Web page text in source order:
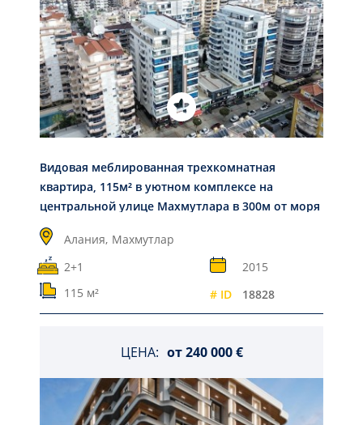
Видовая меблированная трехкомнатная
квартира, 115м² в уютном комплексе на
центральной улице Махмутлара в 300м от моря
Алания, Махмутлар
2+1
2015
115 м²
# ID 18828
ЦЕНА: от240 000 €